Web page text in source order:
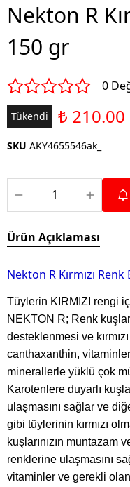
Nekton R
150 gr
0
Tükendi ₺ 210.00
SKU AKY4655546ak_
Ürün Açıklaması
Nekton R Kırmızı
Tüylerin KIRMIZI rengi
NEKTON R; Renk
desteklenmesi ve
canthaxanthin,
minerallerle yüklü çok
Karotenlere duyarlı
ulaşmasını sağlar ve
gibi tüylerinin kırmızı
kuşlarınızın muntazam
renklerine ulaşmasını
vitaminler ve gerekli